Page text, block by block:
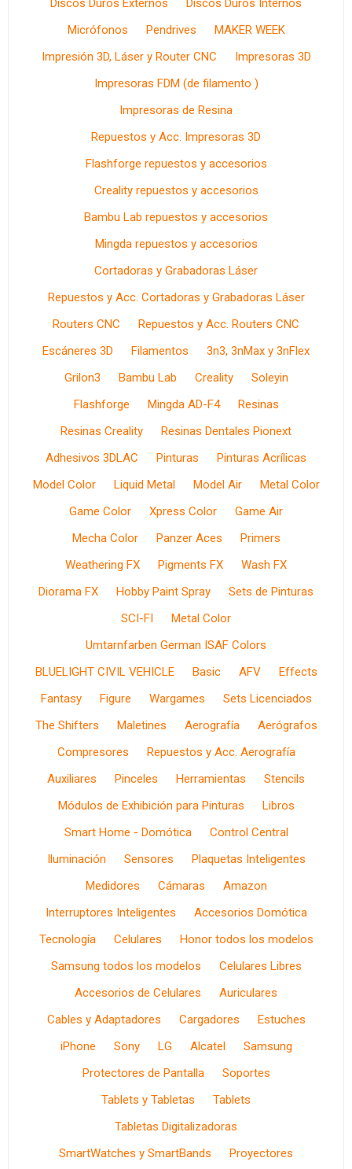
Discos Duros Externos
Discos Duros Internos
Micrófonos
Pendrives
MAKER WEEK
Impresión 3D, Láser y Router CNC
Impresoras 3D
Impresoras FDM (de filamento )
Impresoras de Resina
Repuestos y Acc. Impresoras 3D
Flashforge repuestos y accesorios
Creality repuestos y accesorios
Bambu Lab repuestos y accesorios
Mingda repuestos y accesorios
Cortadoras y Grabadoras Láser
Repuestos y Acc. Cortadoras y Grabadoras Láser
Routers CNC
Repuestos y Acc. Routers CNC
Escáneres 3D
Filamentos
3n3, 3nMax y 3nFlex
Grilon3
Bambu Lab Creality
Soleyin
Flashforge
Mingda AD-F4
Resinas
Resinas Creality
Resinas Dentales Pionext
Adhesivos 3DLAC
Pinturas
Pinturas Acrílicas
Model Color
Liquid Metal Model Air
Metal Color
Game Color
Xpress Color
Game Air
Mecha Color
Panzer Aces
Primers
Weathering FX
Pigments FX
Wash FX
Diorama FX
Hobby Paint Spray
Sets de Pinturas
SCI-FI
Metal Color
Umtarnfarben German ISAF Colors
BLUELIGHT CIVIL VEHICLE
Basic AFV
Effects
Fantasy
Figure Wargames
Sets Licenciados
The Shifters
Maletines Aerografía
Aerógrafos
Compresores
Repuestos y Acc. Aerografía
Auxiliares
Pinceles Herramientas
Stencils
Módulos de Exhibición para Pinturas
Libros
Smart Home - Domótica
Control Central
Iluminación
Sensores
Plaquetas Inteligentes
Medidores
Cámaras
Amazon
Interruptores Inteligentes
Accesorios Domótica
Tecnología
Celulares
Honor todos los modelos
Samsung todos los modelos
Celulares Libres
Accesorios de Celulares
Auriculares
Cables y Adaptadores
Cargadores
Estuches
iPhone
Sony LG Alcatel
Samsung
Protectores de Pantalla
Soportes
Tablets y Tabletas
Tablets
Tabletas Digitalizadoras
SmartWatches y SmartBands
Proyectores